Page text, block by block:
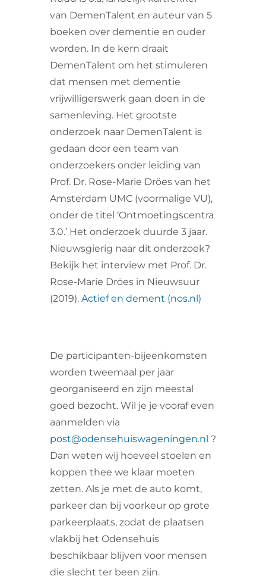
van DemenTalent en auteur van 5
boeken over dementie en ouder
worden. In de kern draait
DemenTalent om het stimuleren
dat mensen met dementie
vrijwilligerswerk gaan doen in de
samenleving. Het grootste
onderzoek naar DemenTalent is
gedaan door een team van
onderzoekers onder leiding van
Prof. Dr. Rose-Marie Dröes van het
Amsterdam UMC (voormalige VU),
onder de titel ‘Ontmoetingscentra
3.0.’ Het onderzoek duurde 3 jaar.
Nieuwsgierig naar dit onderzoek?
Bekijk het interview met Prof. Dr.
Rose-Marie Dröes in Nieuwsuur
(2019). Actief en dement (nos.nl)
De participanten-bijeenkomsten
worden tweemaal per jaar
georganiseerd en zijn meestal
goed bezocht. Wil je je vooraf even
aanmelden via
post@odensehuiswageningen.nl ?
Dan weten wij hoeveel stoelen en
koppen thee we klaar moeten
zetten. Als je met de auto komt,
parkeer dan bij voorkeur op grote
parkeerplaats, zodat de plaatsen
vlakbij het Odensehuis
beschikbaar blijven voor mensen
die slecht ter been zijn.